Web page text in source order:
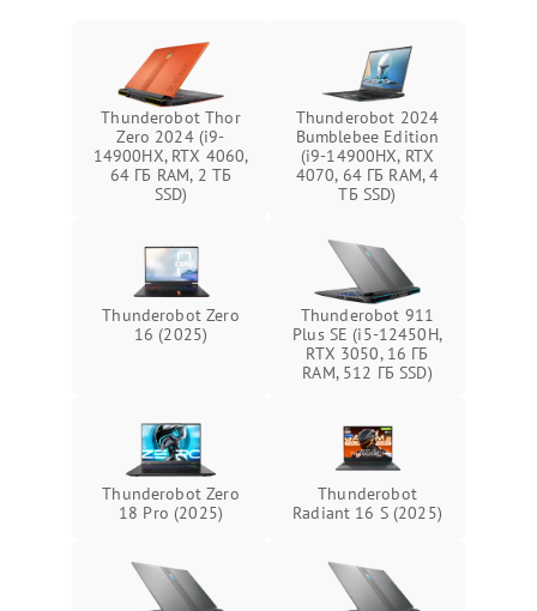
оперативной памяти:
вылеты приложений,
синие экраны
Подробнее →
Проблемы Wi‑Fi или
Bluetooth модулей
2500 ₽ Подробнее →
Thunderobot Thor
Zero 2024 (i9-
14900HX, RTX 4060,
64 ГБ RAM, 2 ТБ
SSD)
Thunderobot 2024
Bumblebee Edition
(i9-14900HX, RTX
4070, 64 ГБ RAM, 4
ТБ SSD)
Thunderobot Zero
16 (2025)
Thunderobot 911
Plus SE (i5-12450H,
RTX 3050, 16 ГБ
RAM, 512 ГБ SSD)
Thunderobot Zero
18 Pro (2025)
Thunderobot
Radiant 16 S (2025)